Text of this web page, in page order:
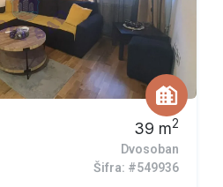
39 m2
Dvosoban
Šifra: #549936